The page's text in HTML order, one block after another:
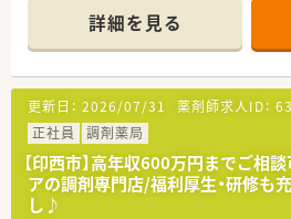
居を伴う異動はありません。※駅
います。
■調剤・OTCは完全に別採用です。
全店舗に医療事務が配置されてお
だけます。
■店舗展開が近隣に多いため、転居
強することが可能です。
■急な欠員の場合でも応援薬剤師
ます。
■学歴や年齢に関係なく、やる気
詳細を見る
更新日： 2026/07/31 薬剤師求人ID：
正社員
調剤薬局
【印西市】高年収600万円までご相
アの調剤専門店/福利厚生・研修も
し♪